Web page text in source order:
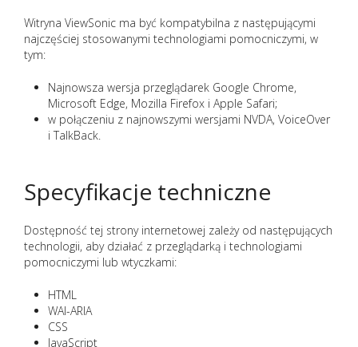
Witryna ViewSonic ma być kompatybilna z następującymi
najczęściej stosowanymi technologiami pomocniczymi, w
tym:
Najnowsza wersja przeglądarek Google Chrome,
Microsoft Edge, Mozilla Firefox i Apple Safari;
w połączeniu z najnowszymi wersjami NVDA, VoiceOver
i TalkBack.
Specyfikacje techniczne
Dostępność tej strony internetowej zależy od następujących
technologii, aby działać z przeglądarką i technologiami
pomocniczymi lub wtyczkami:
HTML
WAI-ARIA
CSS
JavaScript